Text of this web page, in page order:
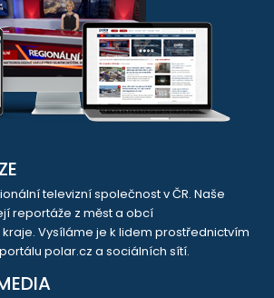
televizní společnost v ČR. Naše
reportáže z měst a obcí
Vysíláme je k lidem prostřednictvím
polar.cz a sociálních sítí.